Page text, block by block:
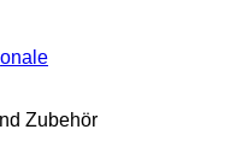
Zubehör